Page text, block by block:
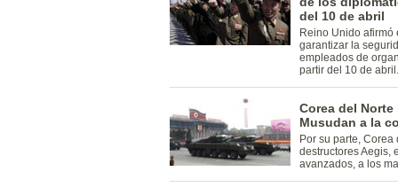
del 10 de abril
Reino Unido
garantizar la
empleados de
partir del 10 de abril.
Corea del
Musudan a la
Por su parte,
destructores Aegis,
avanzados, a los